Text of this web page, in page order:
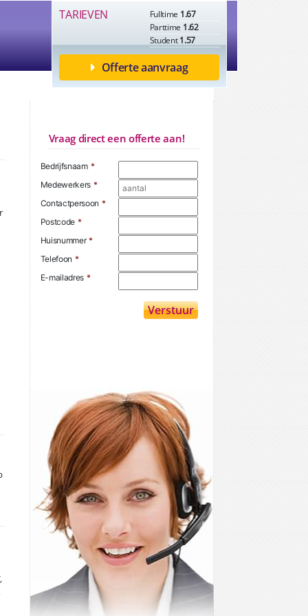
TARIEVEN Fulltime 1.67
Parttime 1.62
Student1.57
Offerte aanvraag
Vraag direct een offerte aan!
Bedrijfsnaam *
Medewerkers *
Contactpersoon *
Postcode *
Huisnummer *
Telefoon *
E-mailadres *